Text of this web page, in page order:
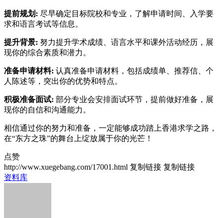
提前规划: 尽早确定目标院校和专业，了解申请时间、入学要
求和语言考试等信息。
提升背景: 努力提升学术成绩、语言水平和课外活动经历，展
现你的综合素质和潜力。
准备申请材料: 认真准备申请材料，包括成绩单、推荐信、个
人陈述等，突出你的优势和特点。
积极准备面试: 部分专业会安排面试环节，提前做好准备，展
现你的自信和沟通能力。
相信通过你的努力和准备，一定能够成功踏上香港求学之路，
在“东方之珠”的舞台上绽放属于你的光芒！
点赞
http://www.xuegebang.com/17001.html 复制链接 复制链接
资料库